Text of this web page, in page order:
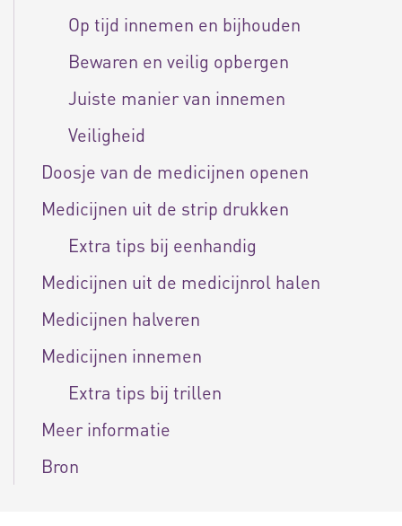
Op tijd innemen en bijhouden
Bewaren en veilig opbergen
Juiste manier van innemen
Veiligheid
Doosje van de medicijnen openen
Medicijnen uit de strip drukken
Extra tips bij eenhandig
Medicijnen uit de medicijnrol halen
Medicijnen halveren
Medicijnen innemen
Extra tips bij trillen
Meer informatie
Bron